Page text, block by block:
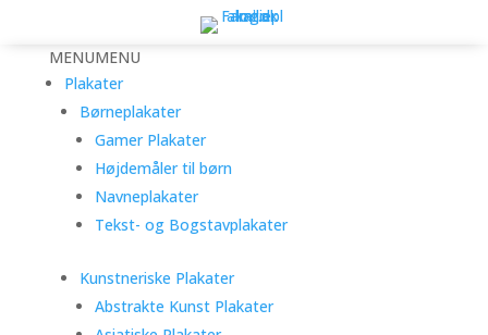
MENUMENU
Plakater
Børneplakater
Gamer Plakater
Højdemåler til børn
Navneplakater
Tekst- og Bogstavplakater
Kunstneriske Plakater
Abstrakte Kunst Plakater